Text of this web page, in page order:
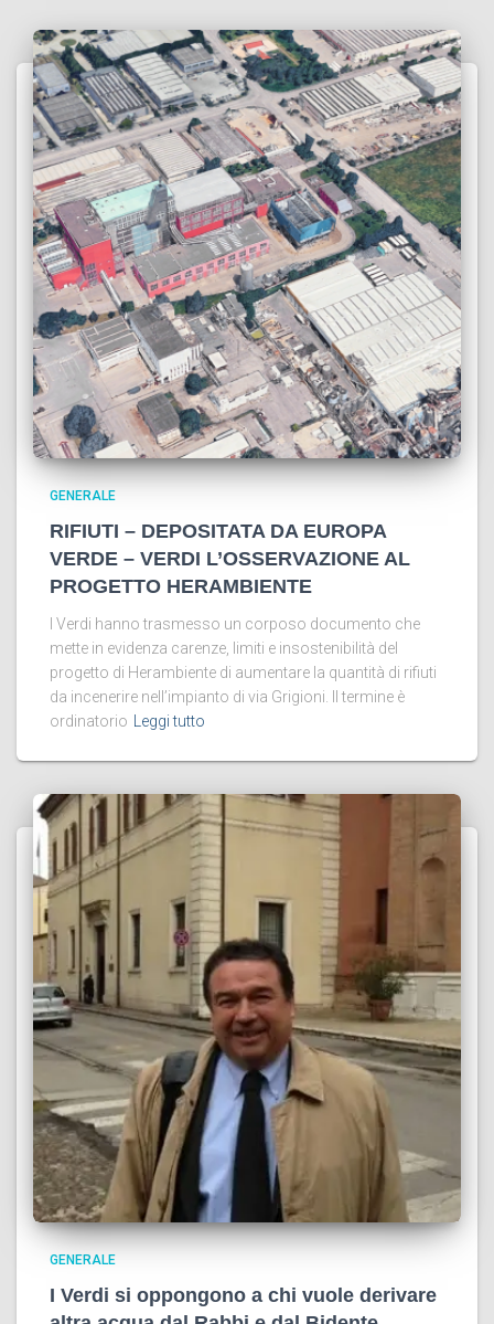
GENERALE
RIFIUTI – DEPOSITATA DA EUROPA
VERDE – VERDI L’OSSERVAZIONE AL
PROGETTO HERAMBIENTE
I Verdi hanno trasmesso un corposo documento che
mette in evidenza carenze, limiti e insostenibilità del
progetto di Herambiente di aumentare la quantità di rifiuti
da incenerire nell’impianto di via Grigioni. Il termine è
ordinatorio
Leggi tutto
GENERALE
I Verdi si oppongono a chi vuole derivare